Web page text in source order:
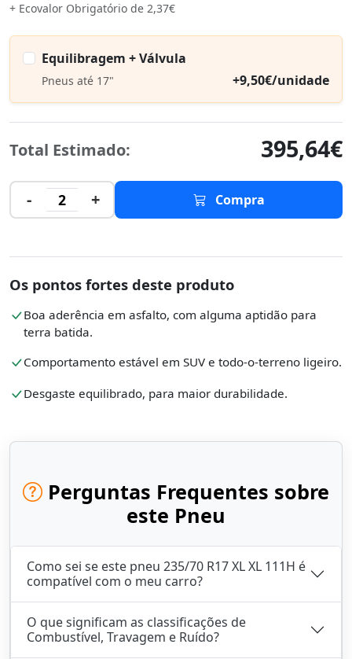
+ Ecovalor Obrigatório de 2,37€
Equilibragem + Válvula
Pneus até 17" +9,50€/unidade
Total Estimado: 395,64€
- 2 + Compra
Os pontos fortes deste produto
Boa aderência em asfalto, com alguma aptidão para
terra batida.
Comportamento estável em SUV e todo-o-terreno ligeiro.
Desgaste equilibrado, para maior durabilidade.
Perguntas Frequentes sobre
este Pneu
Como sei se este pneu 235/70 R17 XL XL 111H é
compatível com o meu carro?
O que significam as classificações de
Combustível, Travagem e Ruído?